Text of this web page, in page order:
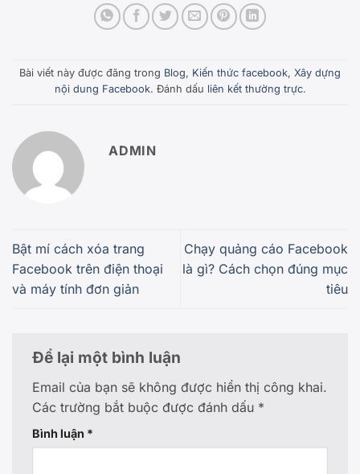
Bài viết này được đăng trong Blog, Kiến thức facebook, Xây dựng
nội dung Facebook. Đánh dấu liên kết thường trực.
ADMIN
Bật mí cách xóa trang
Facebook trên điện thoại
và máy tính đơn giản
Chạy quảng cáo Facebook
là gì? Cách chọn đúng mục
tiêu
Để lại một bình luận
Email của bạn sẽ không được hiển thị công khai.
Các trường bắt buộc được đánh dấu *
Bình luận *